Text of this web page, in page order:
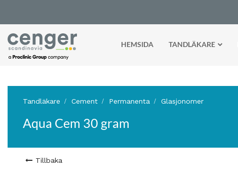
HEMSIDA TANDLÄKARE
Tandläkare Cement Permanenta Glasjonomer
Aqua Cem 30 gram
Tillbaka